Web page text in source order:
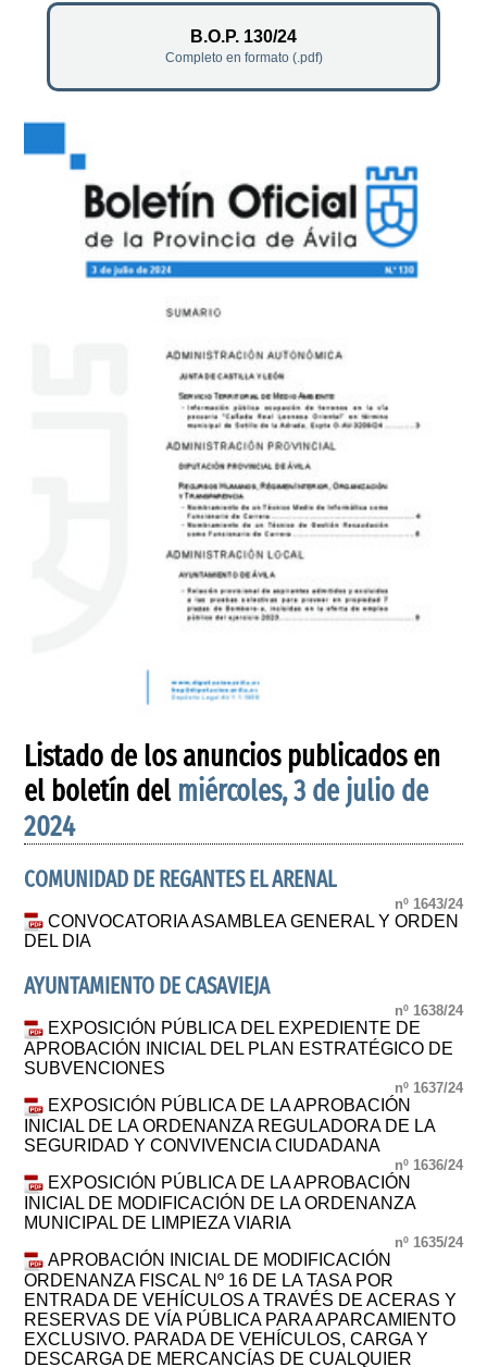
B.O.P. 130/24
Completo en formato (.pdf)
Listado de los anuncios publicados en
el boletín del miércoles, 3 de julio de
2024
COMUNIDAD DE REGANTES EL ARENAL
nº 1643/24
CONVOCATORIA ASAMBLEA GENERAL Y ORDEN
DEL DIA
AYUNTAMIENTO DE CASAVIEJA
nº 1638/24
EXPOSICIÓN PÚBLICA DEL EXPEDIENTE DE
APROBACIÓN INICIAL DEL PLAN ESTRATÉGICO DE
SUBVENCIONES
nº 1637/24
EXPOSICIÓN PÚBLICA DE LA APROBACIÓN
INICIAL DE LA ORDENANZA REGULADORA DE LA
SEGURIDAD Y CONVIVENCIA CIUDADANA
nº 1636/24
EXPOSICIÓN PÚBLICA DE LA APROBACIÓN
INICIAL DE MODIFICACIÓN DE LA ORDENANZA
MUNICIPAL DE LIMPIEZA VIARIA
nº 1635/24
APROBACIÓN INICIAL DE MODIFICACIÓN
ORDENANZA FISCAL Nº 16 DE LA TASA POR
ENTRADA DE VEHÍCULOS A TRAVÉS DE ACERAS Y
RESERVAS DE VÍA PÚBLICA PARA APARCAMIENTO
EXCLUSIVO. PARADA DE VEHÍCULOS, CARGA Y
DESCARGA DE MERCANCÍAS DE CUALQUIER